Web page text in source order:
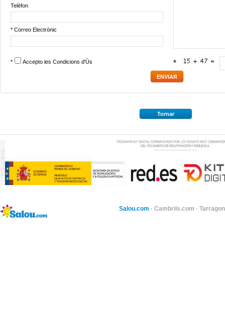
Telèfon
* Correo Electrònic
* Accepto les Condicions d'Ús *
Tornar
Salou.com · Cambrils.com ·